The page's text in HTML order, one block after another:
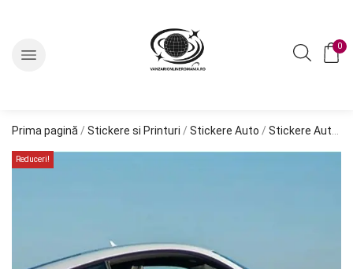
0
Prima pagină / Stickere si Printuri / Stickere Auto / Stickere Auto Tuning
Reduceri!